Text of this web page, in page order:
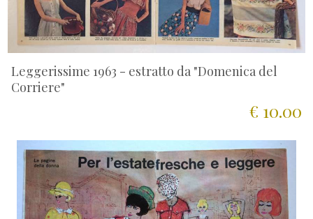
Leggerissime 1963 - estratto da "Domenica del
Corriere"
€ 10.00